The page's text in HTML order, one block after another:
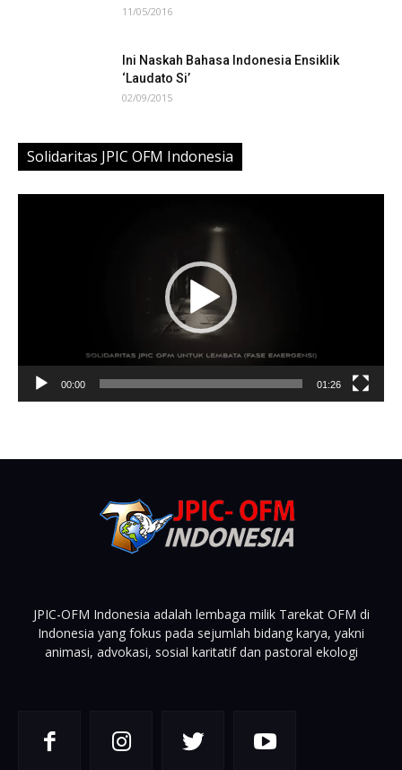
11/05/2016
Ini Naskah Bahasa Indonesia Ensiklik
‘Laudato Si’
02/09/2015
Solidaritas JPIC OFM Indonesia
00:00 01:26
JPIC-OFM Indonesia adalah lembaga milik Tarekat OFM di
Indonesia yang fokus pada sejumlah bidang karya, yakni
animasi, advokasi, sosial karitatif dan pastoral ekologi